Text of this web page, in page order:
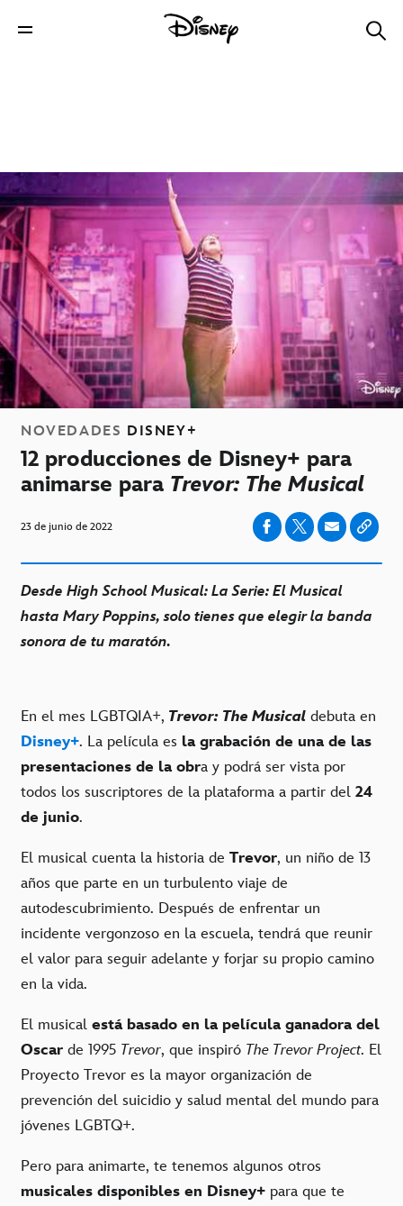
NOVEDADES DISNEY+
12 producciones de Disney+ para
animarse para Trevor: The Musical
23 de junio de 2022
Desde High School Musical: La Serie: El Musical
hasta Mary Poppins, solo tienes que elegir la banda
sonora de tu maratón.
En el mes LGBTQIA+, Trevor: The Musical debuta en
Disney+. La película es la grabación de una de las
presentaciones de la obra y podrá ser vista por
todos los suscriptores de la plataforma a partir del 24
de junio.
El musical cuenta la historia de Trevor, un niño de 13
años que parte en un turbulento viaje de
autodescubrimiento. Después de enfrentar un
incidente vergonzoso en la escuela, tendrá que reunir
el valor para seguir adelante y forjar su propio camino
en la vida.
El musical está basado en la película ganadora del
Oscar de 1995 Trevor, que inspiró The Trevor Project. El
Proyecto Trevor es la mayor organización de
prevención del suicidio y salud mental del mundo para
jóvenes LGBTQ+.
Pero para animarte, te tenemos algunos otros
musicales disponibles en Disney+ para que te